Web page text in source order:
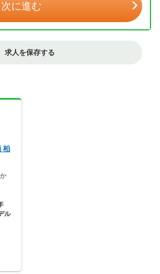
次に進む
求人を保存する
柏
ル